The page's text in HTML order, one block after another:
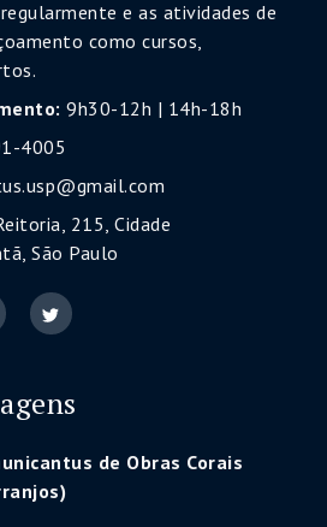
e as atividades de
como cursos,
9h30-12h | 14h-18h
4005
215, Cidade
São Paulo
de Obras Corais